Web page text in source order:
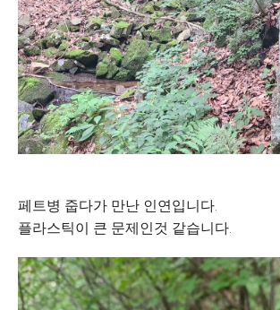
페트병 줍다가 만난 인연입니다.
플라스틱이 큰 문제인것 같습니다.